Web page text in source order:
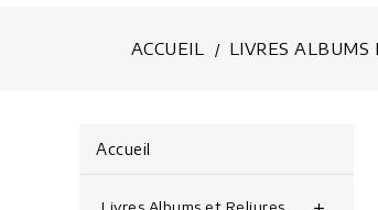
ACCUEIL LIVRES ALBUMS
Accueil